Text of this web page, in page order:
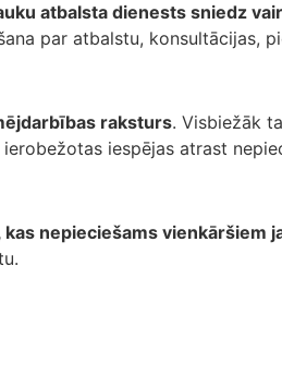
atbalsta dienests sniedz
par atbalstu, konsultācijas,
raksturs. Visbiežāk
iespējas atrast
nepieciešams vienkāršiem